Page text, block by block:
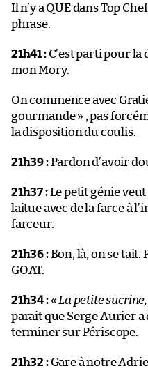
Il n’y a QUE dans Top
phrase.
21h41 :C’est parti pour la
mon Mory.
On commence avec
gourmande » , pas
la disposition du coulis.
21h39 :Pardon d’avoir
21h37 :Le petit génie
laitue avec de la farce à
farceur.
21h36 :Bon, là, on se tait.
GOAT.
21h34 :« La petite
parait que Serge Aurier a
terminer sur Périscope.
21h32 :Gare à notre